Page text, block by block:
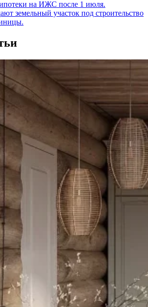
ипотеки на ИЖС после 1 июля.
земельный участок под строительство